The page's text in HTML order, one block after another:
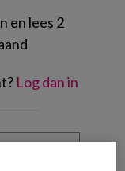
en lees 2
Log dan in